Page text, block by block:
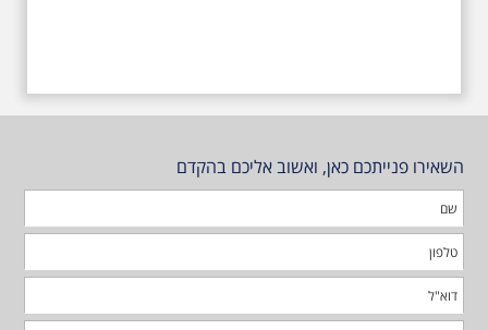
השאירו פנייתכם כאן, ואשוב אליכם בהקדם